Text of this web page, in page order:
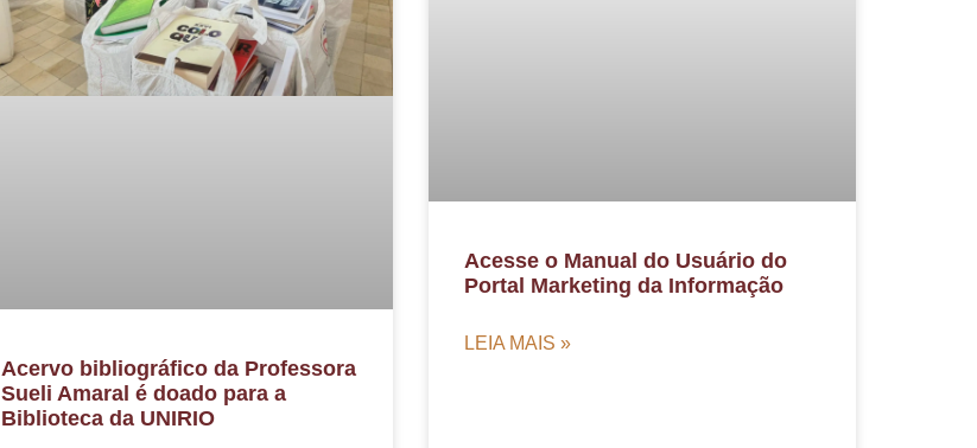
Acervo bibliográfico da Professora
Sueli Amaral é doado para a
Biblioteca da UNIRIO
Acesse o Manual do Usuário do
Portal Marketing da Informação
LEIA MAIS »